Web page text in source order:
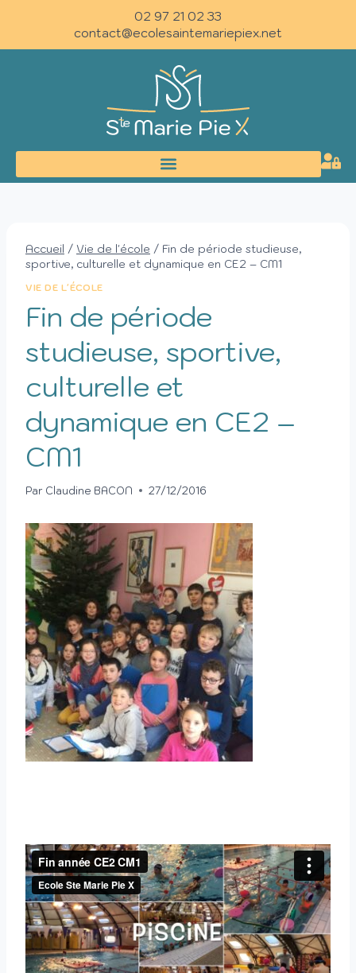
02 97 21 02 33
contact@ecolesaintemariepiex.net
Accueil / Vie de l'école / Fin de période studieuse,
sportive, culturelle et dynamique en CE2 – CM1
VIE DE L'ÉCOLE
Fin de période
studieuse, sportive,
culturelle et
dynamique en CE2 –
CM1
Par Claudine BACON 27/12/2016